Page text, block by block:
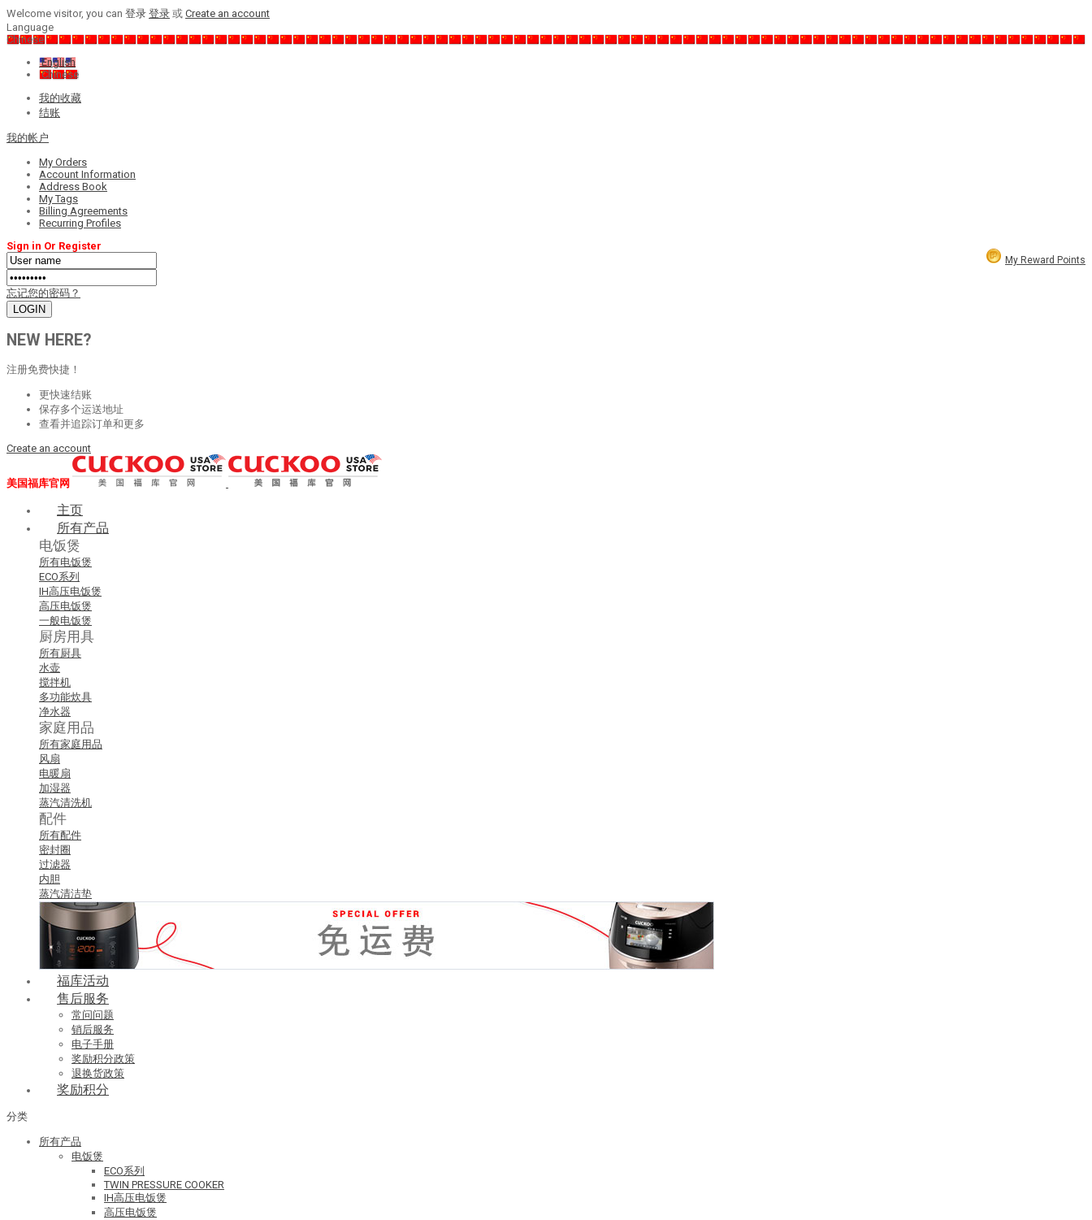
Welcome visitor, you can 登录 登录 或 Create an account
Language
Chinese
English
Chinese
我的收藏
结账
我的帐户
My Orders
Account Information
Address Book
My Tags
Billing Agreements
Recurring Profiles
My Reward Points
Sign in Or Register
忘记您的密码？
NEW HERE?
注册免费快捷！
更快速结账
保存多个运送地址
查看并追踪订单和更多
Create an account
美国福库官网
主页
所有产品
电饭煲
所有电饭煲
ECO系列
IH高压电饭煲
高压电饭煲
一般电饭煲
厨房用具
所有厨具
水壶
搅拌机
多功能炊具
净水器
家庭用品
所有家庭用品
风扇
电暖扇
加湿器
蒸汽清洗机
配件
所有配件
密封圈
过滤器
内胆
蒸汽清洁垫
福库活动
售后服务
常问问题
销后服务
电子手册
奖励积分政策
退换货政策
奖励积分
分类
所有产品
电饭煲
ECO系列
TWIN PRESSURE COOKER
IH高压电饭煲
高压电饭煲